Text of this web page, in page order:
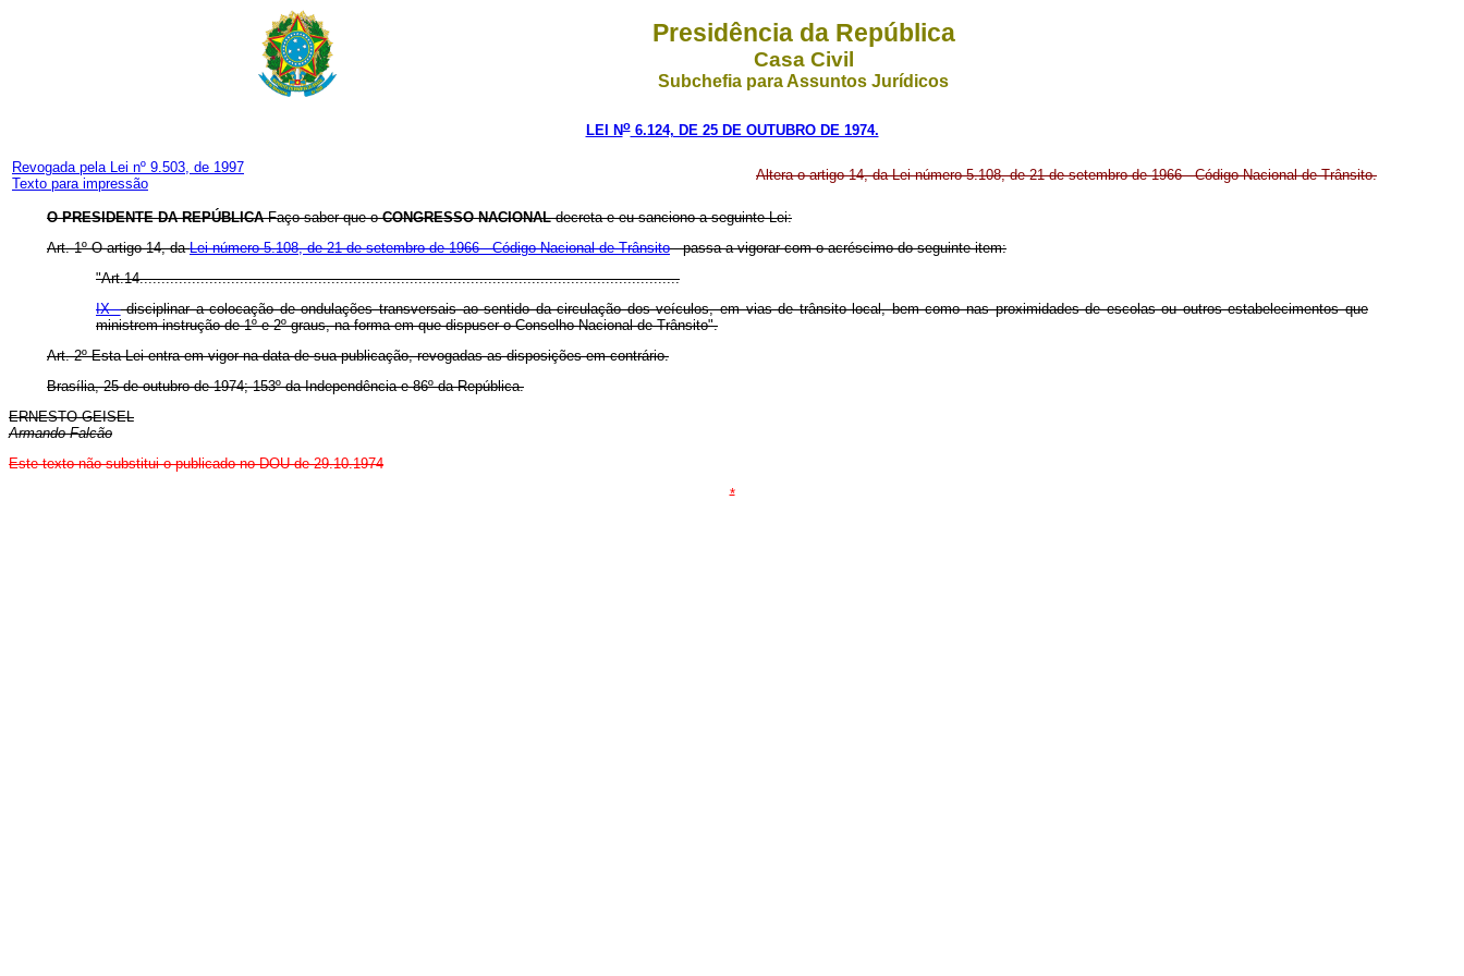
Presidência da República
Casa Civil
Subchefia para Assuntos Jurídicos
LEI No6.124, DE 25 DE OUTUBRO DE 1974.
Revogada pela Lei nº 9.503, de 1997
Texto para impressão
Altera o artigo 14, da Lei número 5.108, de 21 de setembro de 1966 - Código Nacional de Trânsito.
O PRESIDENTE DA REPÚBLICAFaço saber que oCONGRESSO NACIONALdecreta e eu sanciono a seguinte Lei:
Art. 1º O artigo 14, daLei número 5.108, de 21 de setembro de 1966 - Código Nacional de Trânsito- passa a vigorar com o acréscimo do seguinte item:
"Art.14............................................................................................................................
IX -disciplinar a colocação de ondulações transversais ao sentido da circulação dos veículos, em vias de trânsito local, bem como nas proximidades de escolas ou outros estabelecimentos que
ministrem instrução de 1º e 2º graus, na forma em que dispuser o Conselho Nacional de Trânsito".
Art. 2º Esta Lei entra em vigor na data de sua publicação, revogadas as disposições em contrário.
Brasília, 25 de outubro de 1974; 153º da Independência e 86º da República.
ERNESTO GEISEL
Armando Falcão
Este texto não substitui o publicado no DOU de 29.10.1974
*